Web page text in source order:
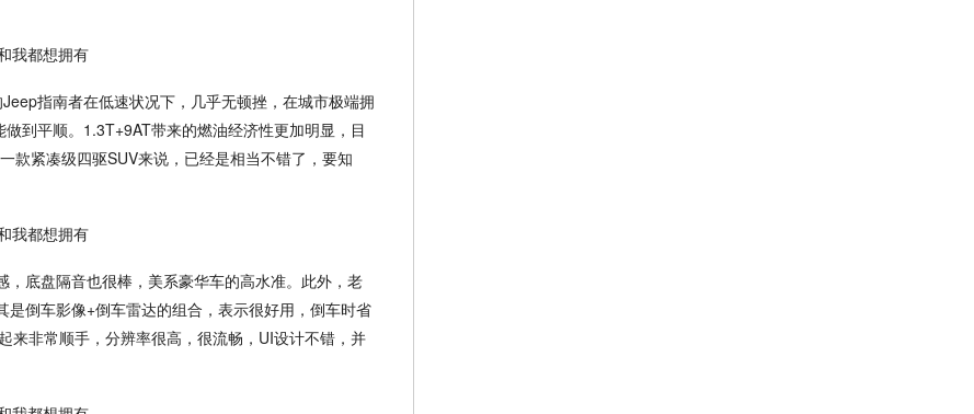
指南者在低速状况下，几乎无顿挫，在城市极端拥
到平顺。1.3T+9AT带来的燃油经济性更加明显，目
款紧凑级四驱SUV来说，已经是相当不错了，要知
底盘隔音也很棒，美系豪华车的高水准。此外，老
倒车影像+倒车雷达的组合，表示很好用，倒车时省
来非常顺手，分辨率很高，很流畅，UI设计不错，并